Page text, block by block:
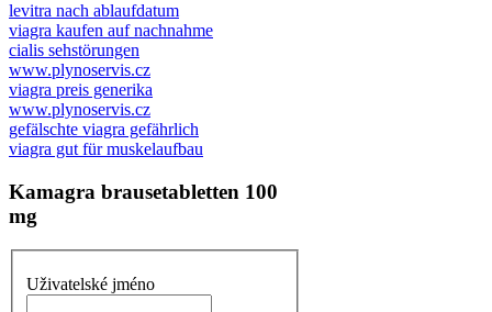
levitra nach ablaufdatum
viagra kaufen auf nachnahme
cialis sehstörungen
www.plynoservis.cz
viagra preis generika
www.plynoservis.cz
gefälschte viagra gefährlich
viagra gut für muskelaufbau
Kamagra brausetabletten 100
mg
Uživatelské jméno